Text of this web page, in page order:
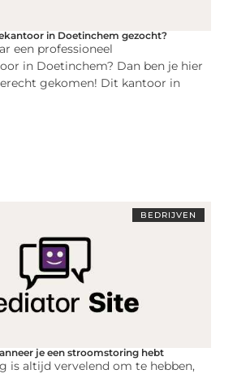
in Doetinchem gezocht?
een professioneel
in Doetinchem? Dan ben je hier
gekomen! Dit kantoor in
BEDRIJVEN
je een stroomstoring hebt
is altijd vervelend om te hebben,